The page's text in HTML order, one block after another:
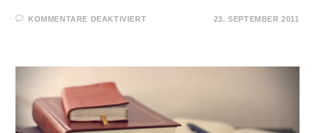
KOMMENTARE DEAKTIVIERTFÜR
23. SEPTEMBER 2011